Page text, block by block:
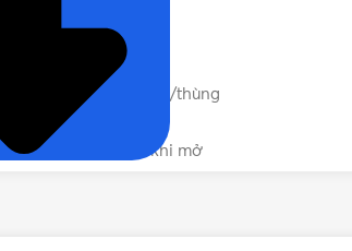
giờ
mm
gói: 1 cái/hộp, 100 cái/thùng
Âu CE-RoHS
100% Sáng tức thì khi mở